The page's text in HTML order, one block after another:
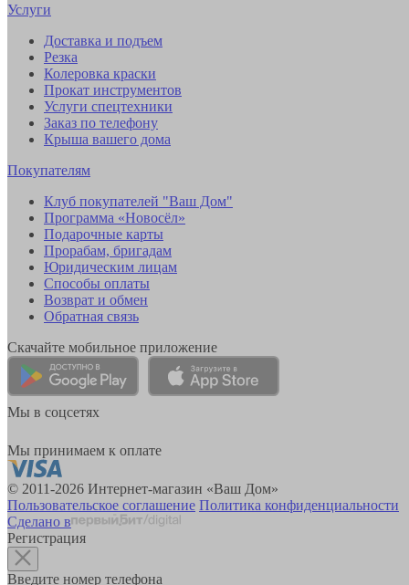
Услуги
Доставка и подъем
Резка
Колеровка краски
Прокат инструментов
Услуги спецтехники
Заказ по телефону
Крыша вашего дома
Покупателям
Клуб покупателей "Ваш Дом"
Программа «Новосёл»
Подарочные карты
Прорабам, бригадам
Юридическим лицам
Способы оплаты
Возврат и обмен
Обратная связь
Скачайте мобильное приложение
Мы в соцсетях
Мы принимаем к оплате
© 2011-2026 Интернет-магазин «Ваш Дом»
Пользовательское соглашение Политика конфиденциальности
Сделано в
Регистрация
Введите номер телефона